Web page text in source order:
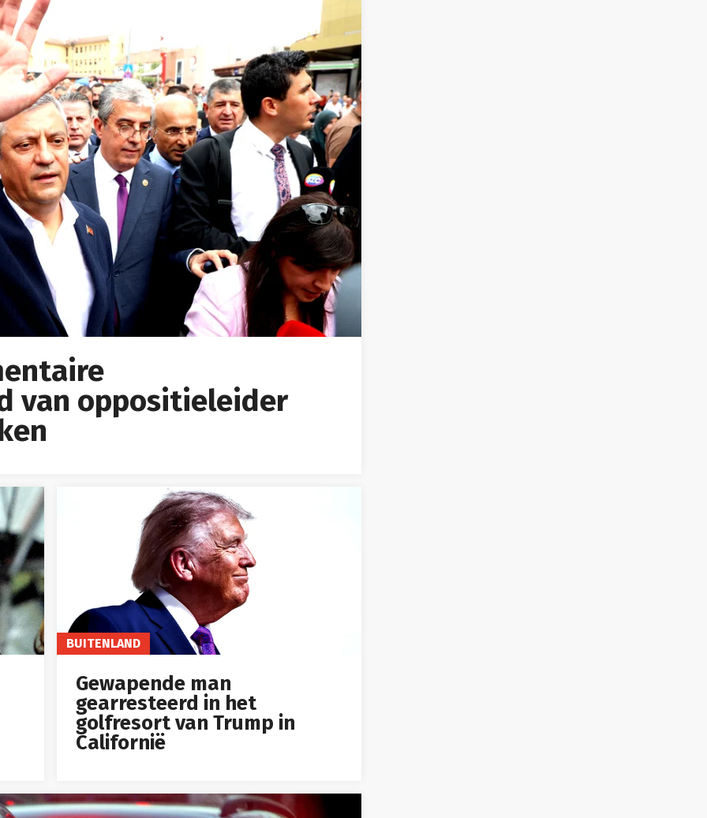
van oppositieleider
BUITENLAND
Gewapende man
gearresteerd in het
golfresort van Trump in
Californië